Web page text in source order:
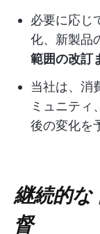
必要に応じ
化、新製品
範囲の改訂
当社は、消
ミュニティ
後の変化を
継続的な
督